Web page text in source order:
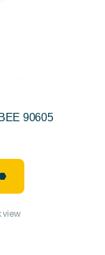
90605
view